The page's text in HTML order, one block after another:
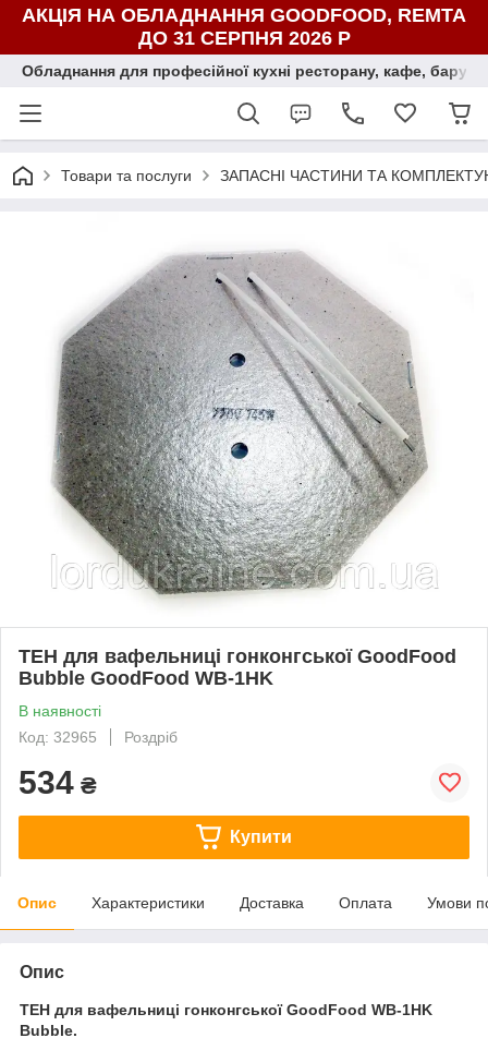
АКЦІЯ НА ОБЛАДНАННЯ GOODFOOD, REMTA
ДО 31 СЕРПНЯ 2026 Р
Обладнання для професійної кухні ресторану, кафе, бару,
Товари та послуги ЗАПАСНІ ЧАСТИНИ ТА
ТЕН для вафельниці гонконгської GoodFood
Bubble GoodFood WB-1HK
В наявності
Код: 32965
Роздріб
534 ₴
Купити
Опис Характеристики Доставка Оплата Умови
Опис
ТЕН для вафельниці гонконгської GoodFood WB-1HK
Bubble.